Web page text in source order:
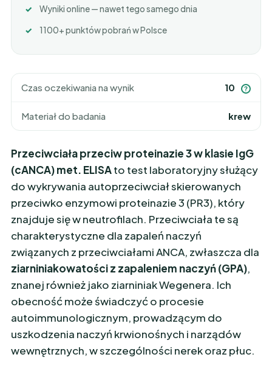
Czas oczekiwania na wynik 10 ?
Materiał do badania krew
Przeciwciała przeciw proteinazie 3 w klasie IgG
(cANCA) met. ELISAto test laboratoryjny służący
do wykrywania autoprzeciwciał skierowanych
przeciwko enzymowi proteinazie 3 (PR3), który
znajduje się w neutrofilach. Przeciwciała te są
charakterystyczne dla zapaleń naczyń
związanych z przeciwciałami ANCA, zwłaszcza dla
ziarniniakowatości z zapaleniem naczyń (GPA),
znanej również jako ziarniniak Wegenera. Ich
obecność może świadczyć o procesie
autoimmunologicznym, prowadzącym do
uszkodzenia naczyń krwionośnych i narządów
wewnętrznych, w szczególności nerek oraz płuc.
Wyniki online — nawet tego samego dnia
1100+ punktów pobrań w Polsce